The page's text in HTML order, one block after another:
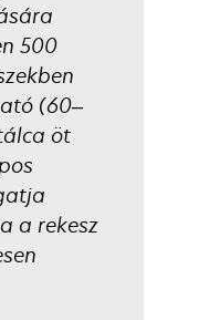
500
(60–
öt
a rekesz